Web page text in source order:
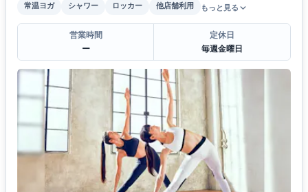
常温ヨガ
シャワー ロッカー 他店舗利用 もっと見る
営業時間
ー
定休日
毎週金曜日